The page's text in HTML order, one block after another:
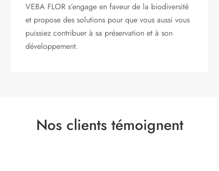
VEBA FLOR s’engageen faveur de la biodiversité
et propose des solutions pour que vous aussi vous
puissiez contribuer à sa préservation et à son
développement.
Nos clients témoignent